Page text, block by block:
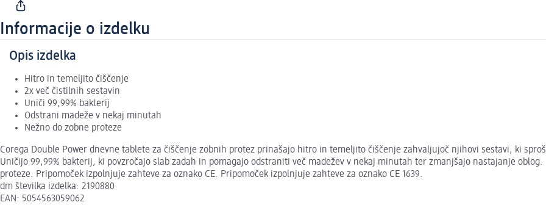
Informacije o izdelku
Opis izdelka
Hitro in temeljito čiščenje
2x več čistilnih sestavin
Uniči 99,99% bakterij
Odstrani madeže v nekaj minutah
Nežno do zobne proteze
Corega Double Power dnevne tablete za čiščenje zobnih protez prinašajo hitro in temeljito čiščenje zahvaljujoč njihovi sestavi, ki
Uničijo 99,99% bakterij, ki povzročajo slab zadah in pomagajo odstraniti več madežev v nekaj minutah ter zmanjšajo nastajanje
proteze. Pripomoček izpolnjuje zahteve za oznako CE. Pripomoček izpolnjuje zahteve za oznako CE 1639.
dm številka izdelka: 2190880
EAN: 5054563059062